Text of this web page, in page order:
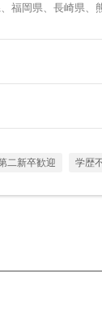
福岡県、長崎県
二新卒歓迎 学歴